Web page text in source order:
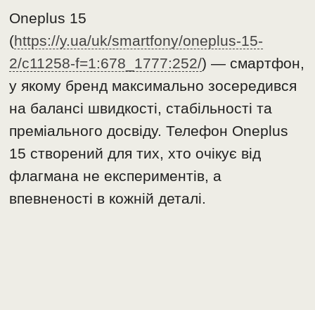
Oneplus 15
(https://y.ua/uk/smartfony/oneplus-15-
2/c11258-f=1:678_1777:252/) — смартфон,
у якому бренд максимально зосередився
на балансі швидкості, стабільності та
преміального досвіду. Телефон Оneplus
15 створений для тих, хто очікує від
флагмана не експериментів, а
впевненості в кожній деталі.